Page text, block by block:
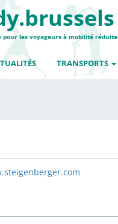
pour les voyageurs à mobilité réduite
TRANSPORTS